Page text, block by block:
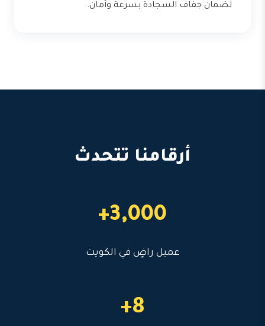
لضمان جفاف السجادة بسرعة وأمان.
أرقامنا تتحدث
3,000+
عميل راضٍ في الكويت
8+